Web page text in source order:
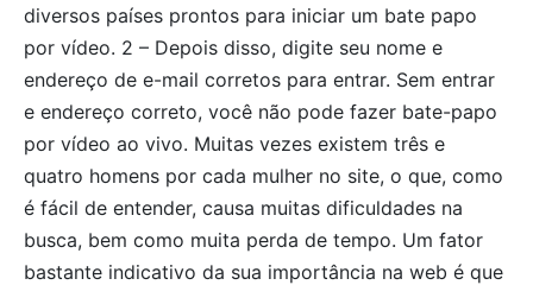
diversos países prontos para iniciar um bate papo
por vídeo. 2 – Depois disso, digite seu nome e
endereço de e-mail corretos para entrar. Sem entrar
e endereço correto, você não pode fazer bate-papo
por vídeo ao vivo. Muitas vezes existem três e
quatro homens por cada mulher no site, o que, como
é fácil de entender, causa muitas dificuldades na
busca, bem como muita perda de tempo. Um fator
bastante indicativo da sua importância na web é que